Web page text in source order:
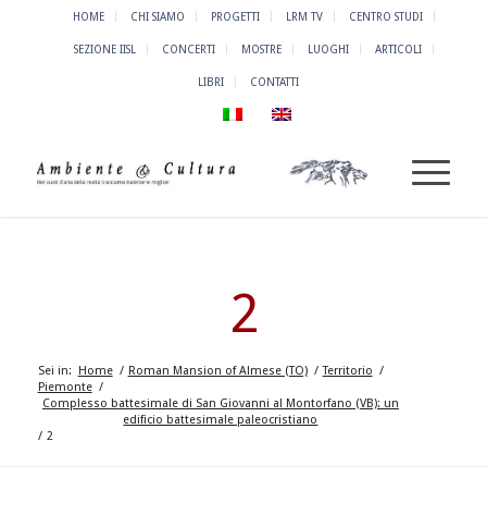
HOME CHI SIAMO PROGETTI LRM TV CENTRO STUDI
SEZIONE IISL CONCERTI MOSTRE LUOGHI ARTICOLI
LIBRI CONTATTI
2
Sei in: Home / Roman Mansion of Almese (TO) / Territorio /
Piemonte /
Complesso battesimale di San Giovanni al Montorfano (VB): un
edificio battesimale paleocristiano
/ 2